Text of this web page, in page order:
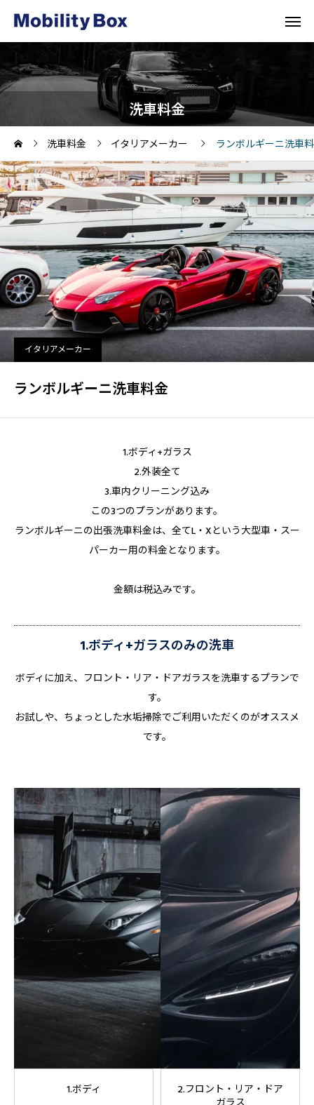
洗車料金
洗車料金 イタリアメーカー ランボルギーニ洗車
イタリアメーカー
ランボルギーニ洗車料金
1.ボディ+ガラス
2.外装全て
3.車内クリーニング込み
この3つのプランがあります。
ランボルギーニの出張洗車料金は、全てL・Xという大型車・スー
パーカー用の料金となります。
金額は税込みです。
1.ボディ+ガラスのみの洗車
ボディに加え、フロント・リア・ドアガラスを洗車するプランで
す。
お試しや、ちょっとした水垢掃除でご利用いただくのがオススメ
です。
1.ボディ
2.フロント・リア・ドア